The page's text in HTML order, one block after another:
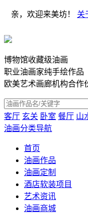
亲，欢迎来美坊！ 关
博物馆收藏级油画
职业油画家纯手绘作品
欧美艺术画廊机构合作
客厅 玄关 卧室 餐厅 山
油画分类导航
首页
油画作品
油画定制
酒店软装项目
艺术资讯
油画商城